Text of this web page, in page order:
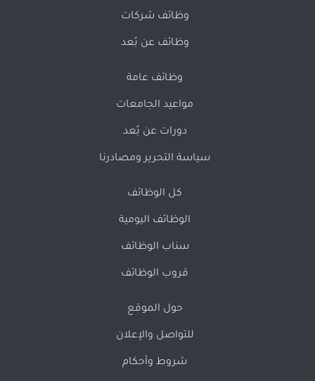
وظائف شركات
وظائف عن بُعد
وظائف عامة
مواعيد الجامعات
دورات عن بُعد
سياسة التحرير ومصادرنا
كل الوظائف
الوظائف اليومية
سناب الوظائف
قروب الوظائف
حول الموقع
للتواصل والإعلان
شروط وأحكام